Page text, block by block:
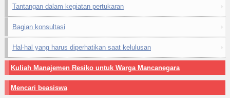
Tantangan dalam kegiatan pertukaran
Bagian konsultasi
Hal-hal yang harus diperhatikan saat kelulusan
Kuliah Manajemen Resiko untuk Warga Mancanegara
Mencari beasiswa